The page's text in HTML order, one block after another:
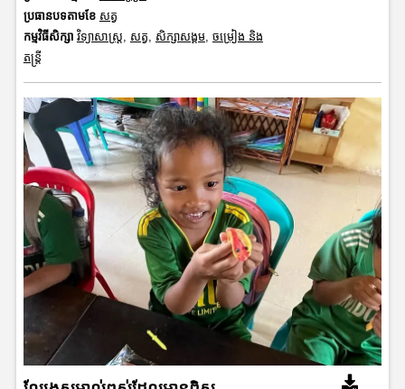
ប្រធានបទតាមខែ សត្វ
កម្មវិធីសិក្សា វិទ្យាសាស្រ្ត, សត្វ, សិក្សាសង្គម, ចម្រៀង និង
តន្ត្រី